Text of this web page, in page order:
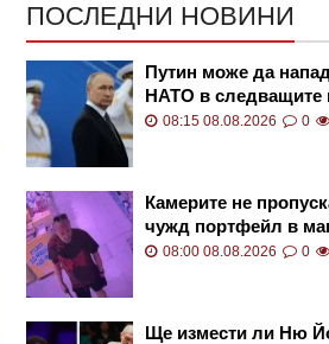
ПОСЛЕДНИ НОВИНИ
Путин може да
НАТО в следващите
американското
08:15 08.08.2026 0
Камерите не
чужд портфейл в
ВИДЕО
08:00 08.08.2026 0
Ще измести ли Ню